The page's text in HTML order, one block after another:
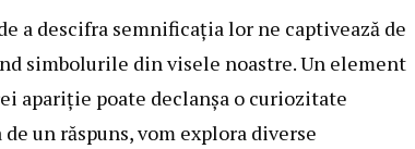
a descifra semnificația lor ne captivează de
simbolurile din visele noastre. Un element
apariție poate declanșa o curiozitate
un răspuns, vom explora diverse